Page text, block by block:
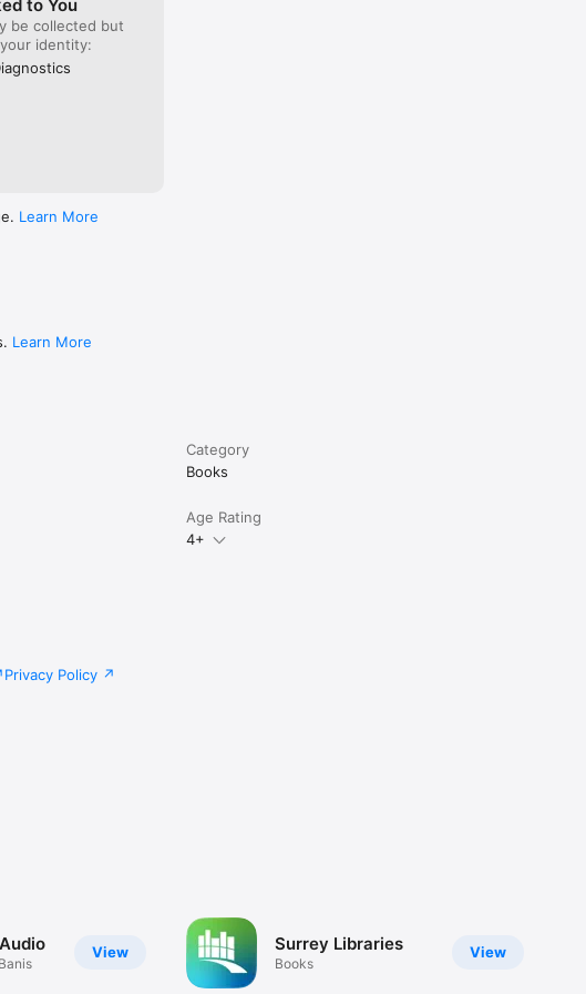
to You
be collected but
identity:
Learn More
Learn More
Category
Books
Age Rating
4+
Privacy Policy
View View
Surrey Libraries
Books